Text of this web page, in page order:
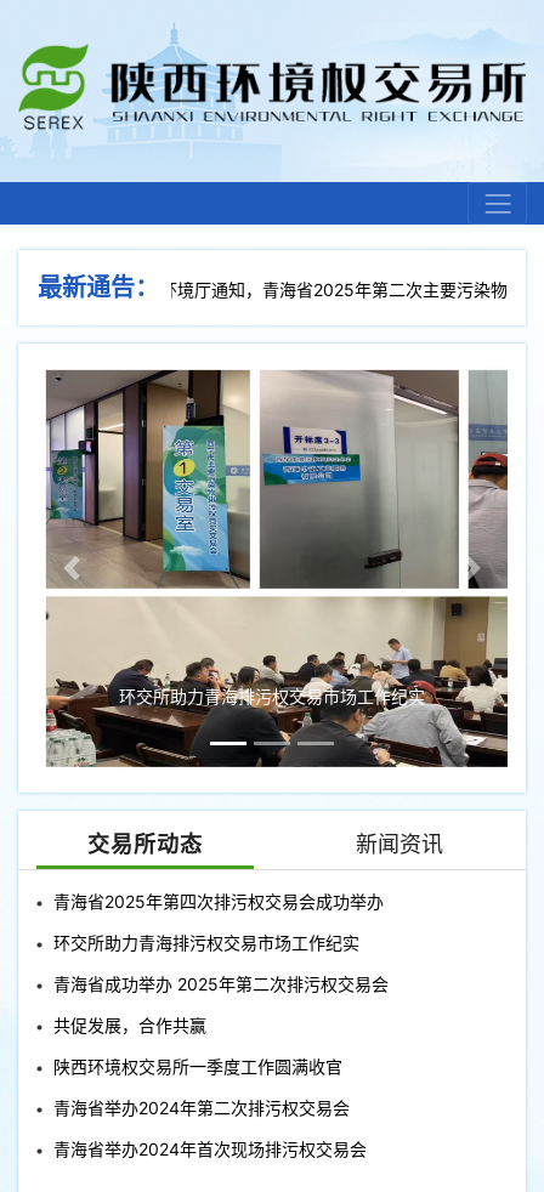
最新通告：
接青海省生态环境厅通知，青海省2025年第二次主要污染物排污
环交所助力青海排污权交易市场工作纪实
交易所动态 新闻资讯
青海省2025年第四次排污权交易会成功举办
环交所助力青海排污权交易市场工作纪实
青海省成功举办 2025年第二次排污权交易会
共促发展，合作共赢
陕西环境权交易所一季度工作圆满收官
青海省举办2024年第二次排污权交易会
青海省举办2024年首次现场排污权交易会